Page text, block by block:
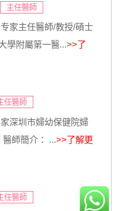
主任醫師
家主任醫師/教授/碩士
學附屬第一醫...>>了
任醫師
深圳市婦幼保健院婦
師簡介： ...>>了解更
任醫師